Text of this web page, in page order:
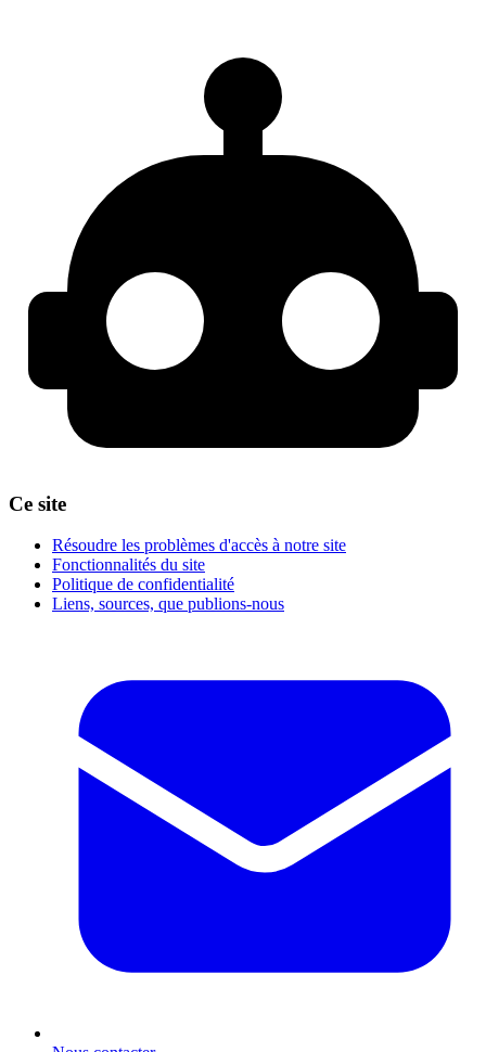
Ce site
Résoudre les problèmes d'accès à notre site
Fonctionnalités du site
Politique de confidentialité
Liens, sources, que publions-nous